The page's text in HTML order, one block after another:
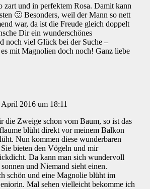
zart und in perfektem Rosa. Damit kann
🙂 Besonders, weil der Mann so nett
war, da ist die Freude gleich doppelt
Dir ein wunderschönes
noch viel Glück bei der Suche –
mit Magnolien doch noch! Ganz liebe
April 2016 um 18:11
die Zweige schon vom Baum, so ist das
blüht direkt vor meinem Balkon
Nun kommen diese wunderbaren
bieten den Vögeln und mir
Da kann man sich wundervoll
und Niemand sieht einen.
schön und eine Magnolie blüht im
Mal sehen vielleicht bekomme ich